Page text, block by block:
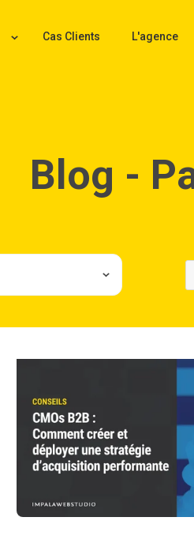
Cas Clients L'agence
Blog -